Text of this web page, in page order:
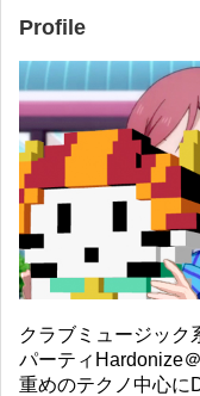
Profile
クラブミュージック
パーティHardonize
重めのテクノ中心に